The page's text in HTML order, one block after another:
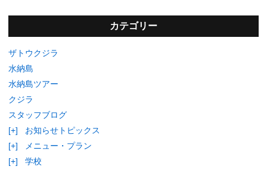
カテゴリー
ザトウクジラ
水納島
水納島ツアー
クジラ
スタッフブログ
[+]
お知らせトピックス
[+]
メニュー・プラン
[+]
学校